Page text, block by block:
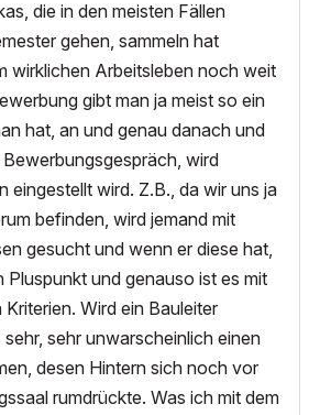
die in den meisten Fällen
gehen, sammeln hat
wirklichen Arbeitsleben noch weit
gibt man ja meist so ein
hat, an und genau danach und
wird
eingestellt wird. Z.B., da wir uns ja
befinden, wird jemand mit
gesucht und wenn er diese hat,
Pluspunkt und genauso ist es mit
Wird ein Bauleiter
sehr unwarscheinlich einen
desen Hintern sich noch vor
rumdrückte. Was ich mit dem